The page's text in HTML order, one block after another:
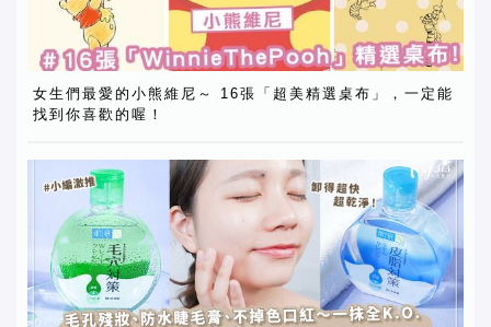
女生們最愛的小熊維尼～ 16張「超美精選桌布」，一定能
找到你喜歡的喔！